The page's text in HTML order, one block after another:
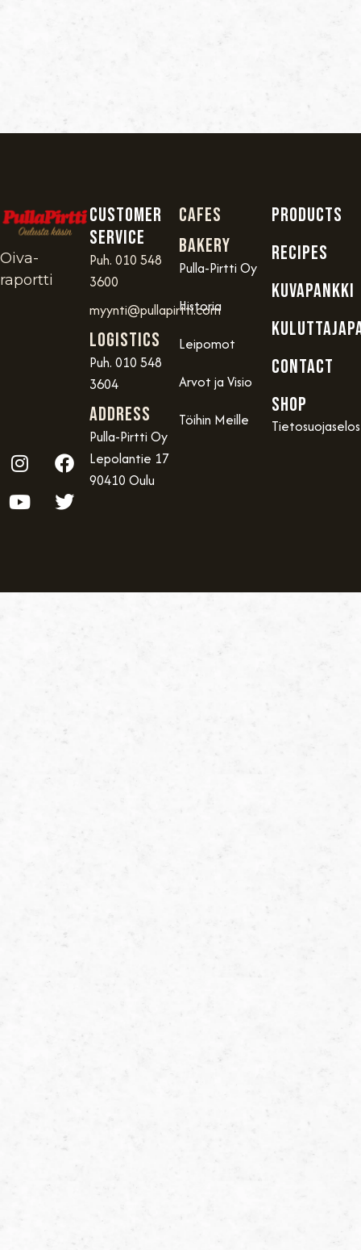
Oiva-
raportti
Customer
service
Puh. 010 548
3600
myynti@pullapirtti.com
Logistics
Puh. 010 548
3604
Address
Pulla-Pirtti Oy
Lepolantie 17
90410 Oulu
Cafes
Bakery
Pulla-Pirtti Oy
Historia
Leipomot
Arvot ja Visio
Töihin Meille
PRODUCTS
RECIPES
KUVAPANKKI
CONTACT
SHOP